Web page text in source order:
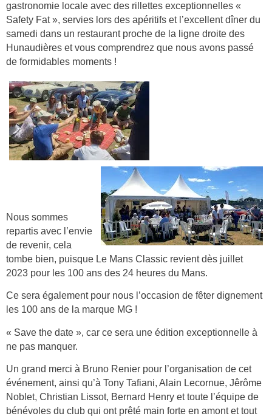
gastronomie locale avec des rillettes exceptionnelles «
Safety Fat », servies lors des apéritifs et l’excellent dîner du
samedi dans un restaurant proche de la ligne droite des
Hunaudières et vous comprendrez que nous avons passé
de formidables moments !
Nous sommes
repartis avec l’envie
de revenir, cela
tombe bien, puisque Le Mans Classic revient dès juillet
2023 pour les 100 ans des 24 heures du Mans.
Ce sera également pour nous l’occasion de fêter dignement
les 100 ans de la marque MG !
« Save the date », car ce sera une édition exceptionnelle à
ne pas manquer.
Un grand merci à Bruno Renier pour l’organisation de cet
événement, ainsi qu’à Tony Tafiani, Alain Lecornue, Jêrôme
Noblet, Christian Lissot, Bernard Henry et toute l’équipe de
bénévoles du club qui ont prêté main forte en amont et tout